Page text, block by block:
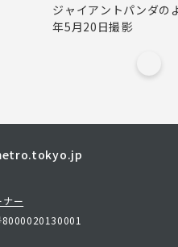
ジャイアントパンダの
年5月20日撮影
ナー
8000020130001